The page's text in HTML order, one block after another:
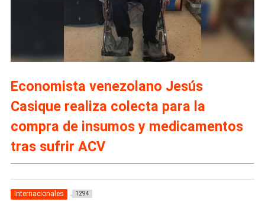
Economista venezolano Jesús
Casique realiza colecta para la
compra de insumos y medicamentos
tras sufrir ACV
Internacionales 1294